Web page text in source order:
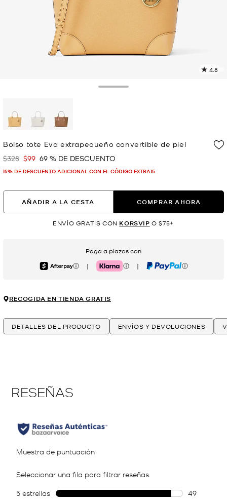
4.8
Bolso tote Eva extrapequeño convertible de piel
Era
$328 Ahora
$99 69 % DE DESCUENTO
15% DE DESCUENTO ADICIONAL CON EL CÓDIGO EXTRA15
AÑADIR A LA CESTA COMPRAR AHORA
ENVÍO GRATIS CON KORSVIP O $75+
Paga a plazos con
Afterpay | Klarna | PayPal
RECOGIDA EN TIENDA GRATIS
DETALLES DEL PRODUCTO ENVÍOS Y DEVOLUCIONES